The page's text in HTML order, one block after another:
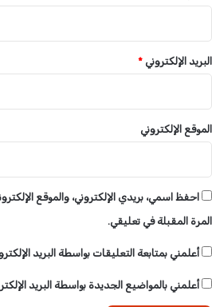
البريد الإلكتروني *
الموقع الإلكتروني
احفظ اسمي، بريدي الإلكتروني، والموقع
المرة المقبلة في تعليقي.
أعلمني بمتابعة التعليقات بواسطة البريد
أعلمني بالمواضيع الجديدة بواسطة البريد